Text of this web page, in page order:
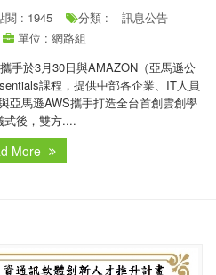
閱 : 1945 分類 :
訊息公告
單位 : 網路組
手於3月30日與AMAZON（亞馬遜公
課程，提供中部各企業、IT人員
亞馬遜AWS攜手打造全台首創雲創學
式後，雙方....
More